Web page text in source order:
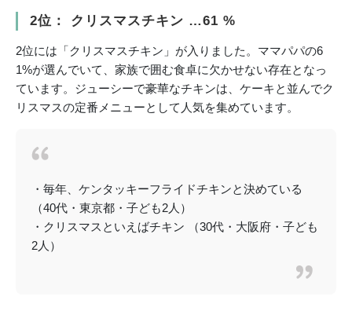
2位： クリスマスチキン …61 %
2位には「クリスマスチキン」が入りました。ママパパの6
1%が選んでいて、家族で囲む食卓に欠かせない存在となっ
ています。ジューシーで豪華なチキンは、ケーキと並んでク
リスマスの定番メニューとして人気を集めています。
・毎年、ケンタッキーフライドチキンと決めている
（40代・東京都・子ども2人）
・クリスマスといえばチキン （30代・大阪府・子ども
2人）